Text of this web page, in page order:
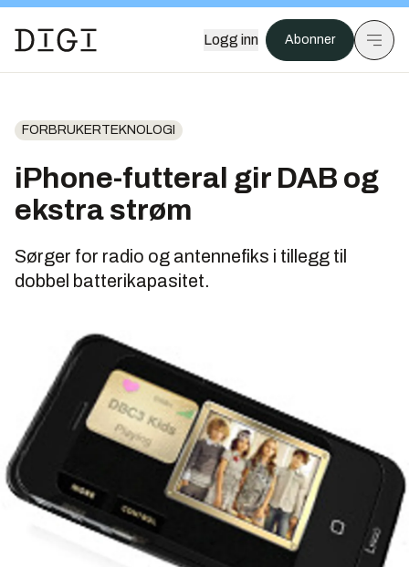
Logg inn Abonner
FORBRUKERTEKNOLOGI
iPhone-futteral gir DAB og
ekstra strøm
Sørger for radio og antennefiks i tillegg til
dobbel batterikapasitet.